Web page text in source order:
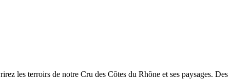
les terroirs de notre Cru des Côtes du Rhône et ses paysages. Des